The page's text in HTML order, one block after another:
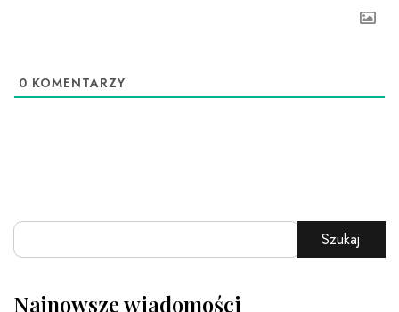
0 KOMENTARZY
Szukaj
Najnowsze wiadomości